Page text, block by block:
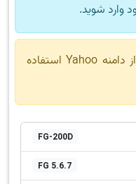
وارد شوید.
لطفا تا اطلاع ثانوی برای ثبت نام از دامنه Yahoo استفاده
FG-200D
FG 5.6.7